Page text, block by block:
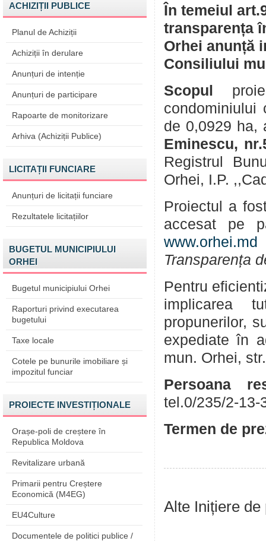
ACHIZIȚII PUBLICE
Planul de Achiziții
Achiziții în derulare
Anunțuri de intenție
Anunțuri de participare
Rapoarte de monitorizare
Arhiva (Achiziții Publice)
LICITAȚII FUNCIARE
Anunțuri de licitații funciare
Rezultatele licitațiilor
BUGETUL MUNICIPIULUI
ORHEI
Bugetul municipiului Orhei
Raporturi privind executarea
bugetului
Taxe locale
Cotele pe bunurile imobiliare și
impozitul funciar
PROIECTE INVESTIȚIONALE
Orașe-poli de creștere în
Republica Moldova
Revitalizare urbană
Primarii pentru Creștere
Economică (M4EG)
EU4Culture
Documentele de politici publice /
În temeiul
transparența
Orhei anunță
Consiliului
Scopul
de 0,0929 ha,
Eminescu,
Registrul
Orhei, I.P.
Proiectul a
accesat pe
www.orhei.md
Transparența
Pentru
implicarea
propunerilor,
expediate în
mun. Orhei,
Persoana
tel.0/235/2-
Termen de
Alte Inițiere de